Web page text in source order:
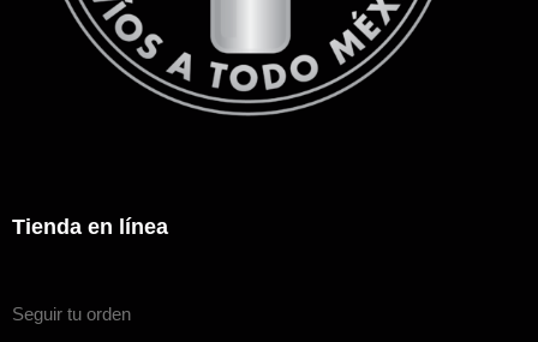
Tienda en línea
Seguir tu orden